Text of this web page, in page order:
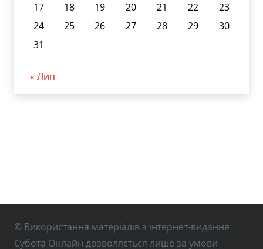
17
18 19 20 21 22
23
24
25 26 27 28 29
30
31
« Лип
© Використання матеріалів з інтернет-видання
Субота Онлайн дозволяється лише за умови